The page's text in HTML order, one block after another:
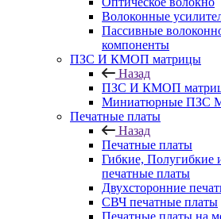
Волоконные
Пассивные
компоненты
ПЗС И КМОП матрицы
Назад
ПЗС И КМОП
Миниатюрные ПЗС
Печатные платы
Назад
Печатные платы
Гибкие, Полугибкие
печатные платы
Двухсторонние
СВЧ печатные платы
Печатные платы на